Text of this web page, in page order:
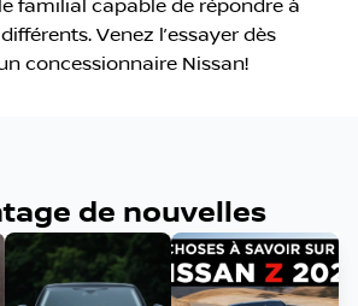
familial capable de répondre à
Venez l’essayer dès
concessionnaire Nissan!
de nouvelles